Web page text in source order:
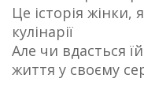
Це історія жінки,
кулінарії
Але чи вдасться
життя у своєму